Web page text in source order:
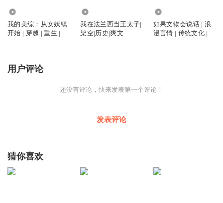
我的美综：从女妖镇
开始 | 穿越 | 重生 | 爽
我在法兰西当王太子|
架空|历史|爽文
如果文物会说话 | 浪
漫言情 | 传统文化 |
用户评论
还没有评论，快来发表第一个评论！
发表评论
猜你喜欢